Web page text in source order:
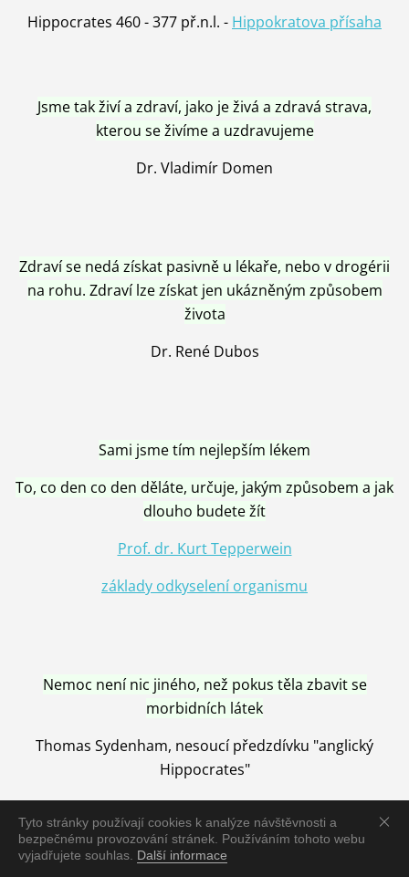
Tyto stránky používají cookies k analýze návštěvnosti a
bezpečnému provozování stránek. Používáním tohoto webu
vyjadřujete souhlas. Další informace
Hippocrates 460 - 377 př.n.l. - Hippokratova přísaha
Jsme tak živí a zdraví, jako je živá a zdravá strava,
kterou se živíme a uzdravujeme
Dr. Vladimír Domen
Zdraví se nedá získat pasivně u lékaře, nebo v drogérii
na rohu. Zdraví lze získat jen ukázněným způsobem
života
Dr. René Dubos
Sami jsme tím nejlepším lékem
To, co den co den děláte, určuje, jakým způsobem a jak
dlouho budete žít
Prof. dr. Kurt Tepperwein
základy odkyselení organismu
Nemoc není nic jiného, než pokus těla zbavit se
morbidních látek
Thomas Sydenham, nesoucí předzdívku "anglický
Hippocrates"
Nemoc je vyléčena jen pomocí Přírody, neutralizací a